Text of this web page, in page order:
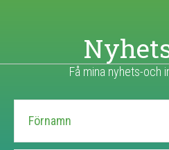
Få mina nyhets-och